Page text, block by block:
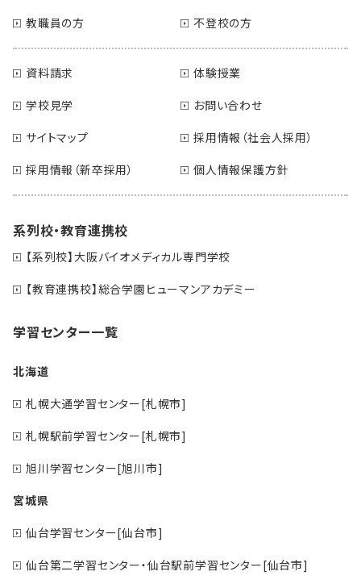
教職員の方 不登校の方
資料請求
体験授業
学校見学
お問い合わせ
サイトマップ
採用情報（社会人採用）
採用情報（新卒採用）
個人情報保護方針
系列校・教育連携校
【系列校】大阪バイオメディカル専門学校
【教育連携校】総合学園ヒューマンアカデミー
学習センター一覧
北海道
札幌大通学習センター[札幌市]
札幌駅前学習センター[札幌市]
旭川学習センター[旭川市]
宮城県
仙台学習センター[仙台市]
仙台第二学習センター・仙台駅前学習センター[仙台市]